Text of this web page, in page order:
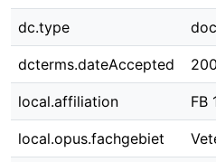
dc.type
dcterms.dateAccepted
local.affiliation FB
local.opus.fachgebiet